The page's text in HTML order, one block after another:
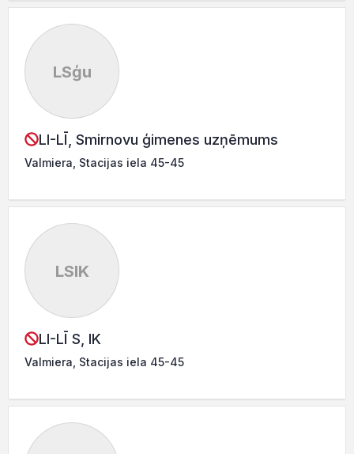
LSģu
LI-LĪ, Smirnovu ģimenes uzņēmums
Valmiera, Stacijas iela 45-45
LSIK
LI-LĪ S, IK
Valmiera, Stacijas iela 45-45